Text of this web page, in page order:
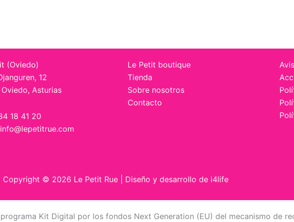
(Oviedo)
12
Asturias
18 41 20
Le Petit boutique
Tienda
Sobre nosotros
Contacto
Copyright © 2026 Le Petit Rue | Diseño y desarrollo de i4life
Kit Digital por los fondos Next Generation (EU) del mecanismo de